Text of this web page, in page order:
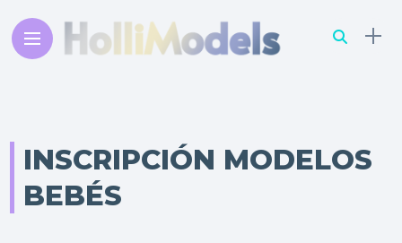
INSCRIPCIÓN MODELOS
BEBÉS